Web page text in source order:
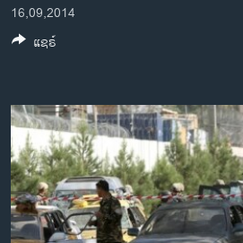
ໄປ
ຫາ
ການເລືອກຕັ້ງ ປະທານາທີບໍດີ ສະຫະລັດ
ຂ່າວ​ຈີນ
ເອເຊຍ
ອິດສະຫຼະພາບດ້ານການຂ່າວ
ຊີວິດຊາວລາວ
ຊຸມຊົນຊາວລາວ
16,09,2014
ແຊຣ໌